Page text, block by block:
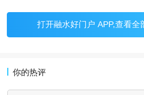
打开融水好门户 APP,查看全
你的热评